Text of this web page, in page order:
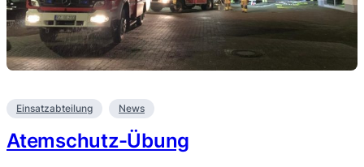
Einsatzabteilung News
Atemschutz-Übung